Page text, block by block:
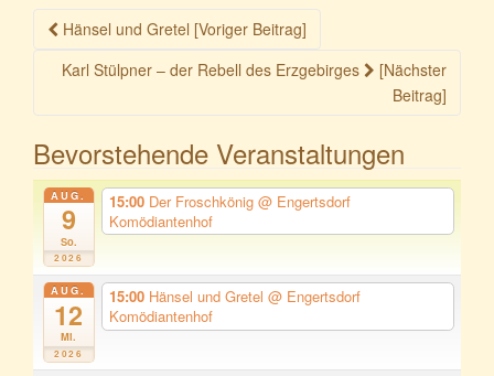
Beitragsnavigation
Hänsel und Gretel [Voriger Beitrag]
Karl Stülpner – der Rebell des Erzgebirges
[Nächster
Beitrag]
Bevorstehende Veranstaltungen
AUG.
9
So.
2026
15:00 Der Froschkönig @ Engertsdorf
Komödiantenhof
AUG.
12
Mi.
2026
15:00 Hänsel und Gretel @ Engertsdorf
Komödiantenhof